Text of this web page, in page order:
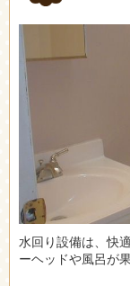
水回り設備は、快
ーヘッドや風呂が